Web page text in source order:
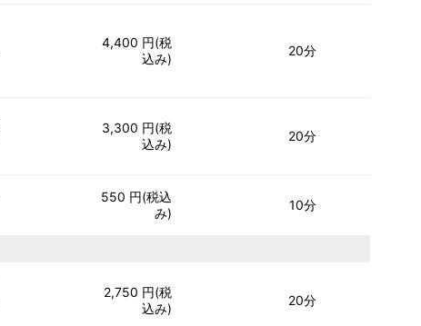
4,400 円(税
込み)
20分
3,300 円(税
込み)
20分
550 円(税込
み)
10分
2,750 円(税
込み)
20分